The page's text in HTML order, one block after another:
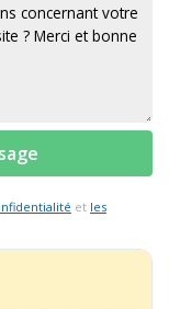
et les